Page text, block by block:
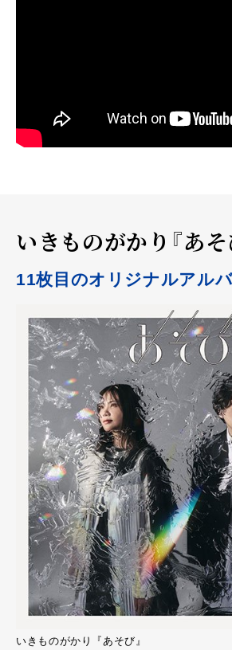
いきものがかり『あそ
11枚目のオリジナルアル
いきものがかり『あそび』